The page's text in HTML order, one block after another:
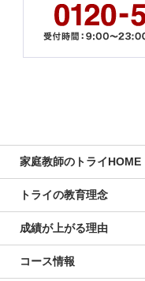
家庭教師のトライHOME
トライの教育理念
成績が上がる理由
コース情報